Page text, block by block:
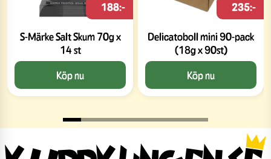
S-Märke Salt Skum 70g x
14 st
188:-
Köp nu
Delicatoboll mini 90-pack
(18g x 90st)
235:-
Köp nu